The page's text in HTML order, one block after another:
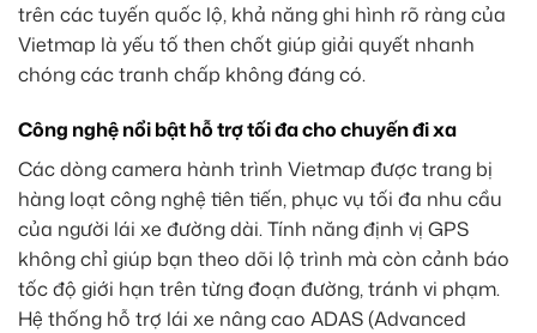
trên các tuyến quốc lộ, khả năng ghi hình rõ ràng của
Vietmap là yếu tố then chốt giúp giải quyết nhanh
chóng các tranh chấp không đáng có.
Công nghệ nổi bật hỗ trợ tối đa cho chuyến đi xa
Các dòng camera hành trình Vietmap được trang bị
hàng loạt công nghệ tiên tiến, phục vụ tối đa nhu cầu
của người lái xe đường dài. Tính năng định vị GPS
không chỉ giúp bạn theo dõi lộ trình mà còn cảnh báo
tốc độ giới hạn trên từng đoạn đường, tránh vi phạm.
Hệ thống hỗ trợ lái xe nâng cao ADAS (Advanced